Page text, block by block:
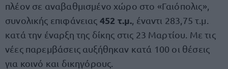
πλέον σε αναβαθμισμένο χώρο στο «Γαιόπολις»,
συνολικής επιφάνειας 452 τ.μ. , έναντι 283,75 τ.μ.
κατά την έναρξη της δίκης στις 23 Μαρτίου. Με τις
νέες παρεμβάσεις αυξήθηκαν κατά 100 οι θέσεις
για κοινό και δικηγόρους.